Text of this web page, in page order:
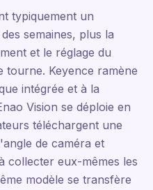
typiquement un
semaines, plus la
et le réglage du
tourne. Keyence ramène
intégrée et à la
Vision se déploie en
téléchargent une
de caméra et
collecter eux-mêmes les
modèle se transfère